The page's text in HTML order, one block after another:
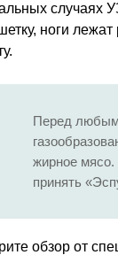
случаях
ноги
Перед
жирное мясо.
принять
обзор от